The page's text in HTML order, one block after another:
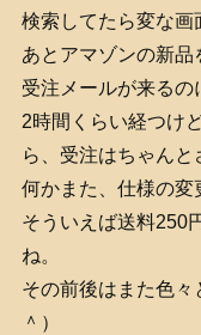
検索してたら変な画
あとアマゾンの新
受注メールが来るの
2時間くらい経つけ
ら、受注はちゃんと
何かまた、仕様の変
そういえば送料250
ね。
その前後はまた色々
＾）